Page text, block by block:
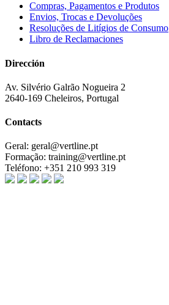
Compras, Pagamentos e Produtos
Envios, Trocas e Devoluções
Resoluções de Litígios de Consumo
Libro de Reclamaciones
Dirección
Av. Silvério Galrão Nogueira 2
2640-169 Cheleiros, Portugal
Contacts
Geral: geral@vertline.pt
Formação: training@vertline.pt
Teléfono: +351 210 993 319